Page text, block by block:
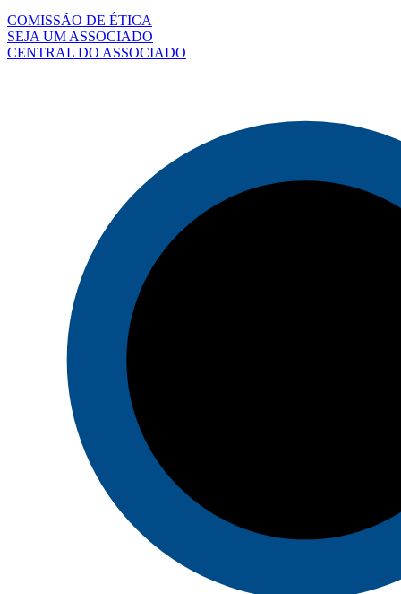
COMISSÃO DE ÉTICA
SEJA UM ASSOCIADO
CENTRAL DO ASSOCIADO